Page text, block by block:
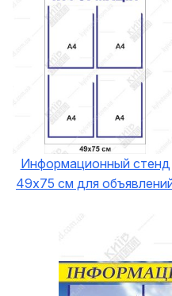
Информационный стенд
49х75 см для